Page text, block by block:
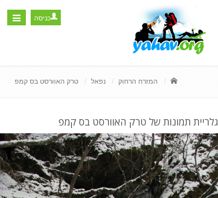
Toggle
כניסה
המזרח הרחוק נפאל טרק האוורסט בס קמפ
גלריית תמונות של טרק האוורסט בס קמפ